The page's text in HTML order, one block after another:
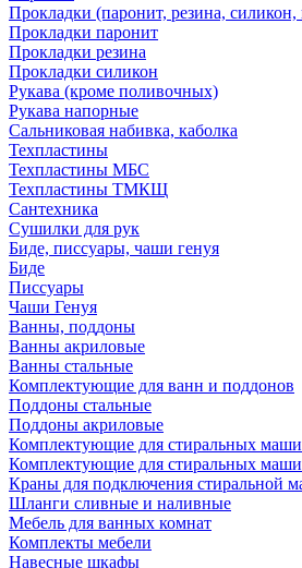
Прокладки (паронит, резина, силикон,
Прокладки паронит
Прокладки резина
Прокладки силикон
Рукава (кроме поливочных)
Рукава напорные
Сальниковая набивка, каболка
Техпластины
Техпластины МБС
Техпластины ТМКЩ
Сантехника
Сушилки для рук
Биде, писсуары, чаши генуя
Биде
Писсуары
Чаши Генуя
Ванны, поддоны
Ванны акриловые
Ванны стальные
Комплектующие для ванн и поддонов
Поддоны стальные
Поддоны акриловые
Комплектующие для стиральных
Комплектующие для стиральных
Краны для подключения стиральной
Шланги сливные и наливные
Мебель для ванных комнат
Комплекты мебели
Навесные шкафы